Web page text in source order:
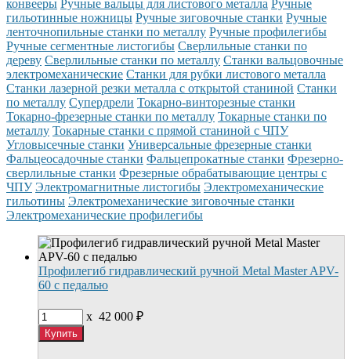
конвееры Ручные вальцы для листового металла Ручные
гильотинные ножницы Ручные зиговочные станки Ручные
ленточнопильные станки по металлу Ручные профилегибы
Ручные сегментные листогибы Сверлильные станки по
дереву Сверлильные станки по металлу Станки вальцовочные
электромеханические Станки для рубки листового металла
Станки лазерной резки металла с открытой станиной Станки
по металлу Супердрели Токарно-винторезные станки
Токарно-фрезерные станки по металлу Токарные станки по
металлу Токарные станки с прямой станиной с ЧПУ
Угловысечные станки Универсальные фрезерные станки
Фальцеосадочные станки Фальцепрокатные станки Фрезерно-
сверлильные станки Фрезерные обрабатывающие центры с
ЧПУ Электромагнитные листогибы Электромеханические
гильотины Электромеханические зиговочные станки
Электромеханические профилегибы
Профилегиб гидравлический ручной Metal Master APV-
60 с педалью
x 42 000 ₽